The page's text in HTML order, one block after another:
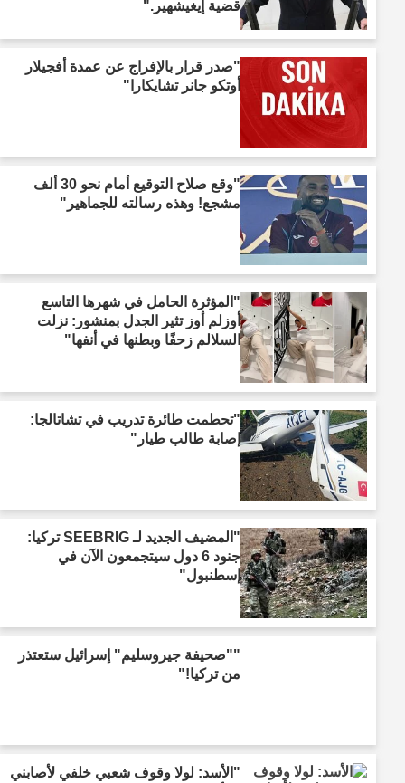
قضية إيغيشهير."
"صدر قرار بالإفراج عن عمدة أفجيلار
أوتكو جانر تشايكارا"
"وقع صلاح التوقيع أمام نحو 30 ألف
مشجع! وهذه رسالته للجماهير"
"المؤثرة الحامل في شهرها التاسع
أوزلم أوز تثير الجدل بمنشور: نزلت
السلالم زحفًا وبطنها في أنفها"
"تحطمت طائرة تدريب في تشاتالجا:
إصابة طالب طيار"
"المضيف الجديد لـ SEEBRIG تركيا:
جنود 6 دول سيتجمعون الآن في
إسطنبول"
""صحيفة جيروسليم" إسرائيل ستعتذر
من تركيا!"
"الأسد: لولا وقوف شعبي خلفي لأصابني